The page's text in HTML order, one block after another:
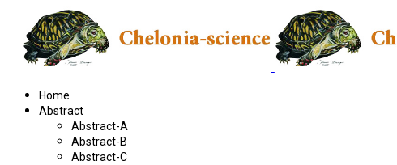
Home
Abstract
Abstract-A
Abstract-B
Abstract-C